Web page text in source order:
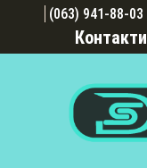
(063) 941-88-03
Контакти